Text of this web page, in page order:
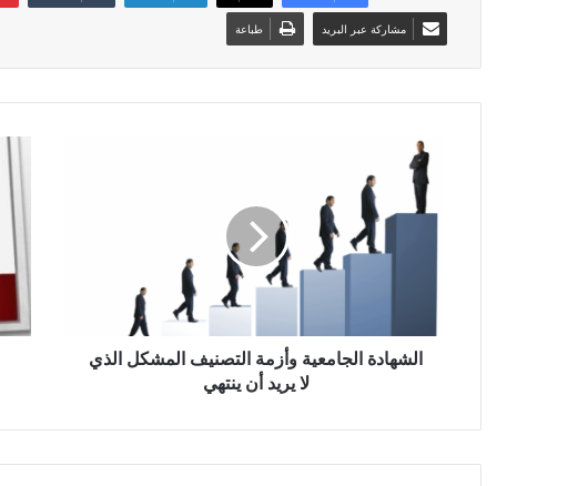
مشاركة عبر البريد طباعة
الشهادة الجامعية وأزمة التصنيف المشكل الذي
لا يريد أن ينتهي